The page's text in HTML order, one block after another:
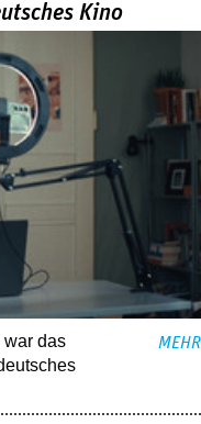
Kino
das
MEHR